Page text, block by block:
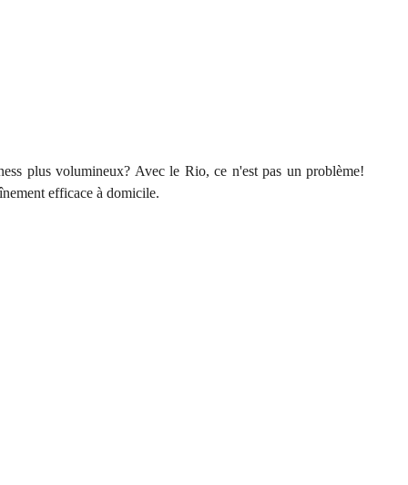
plus volumineux? Avec le Rio, ce n'est pas un problème!
efficace à domicile.